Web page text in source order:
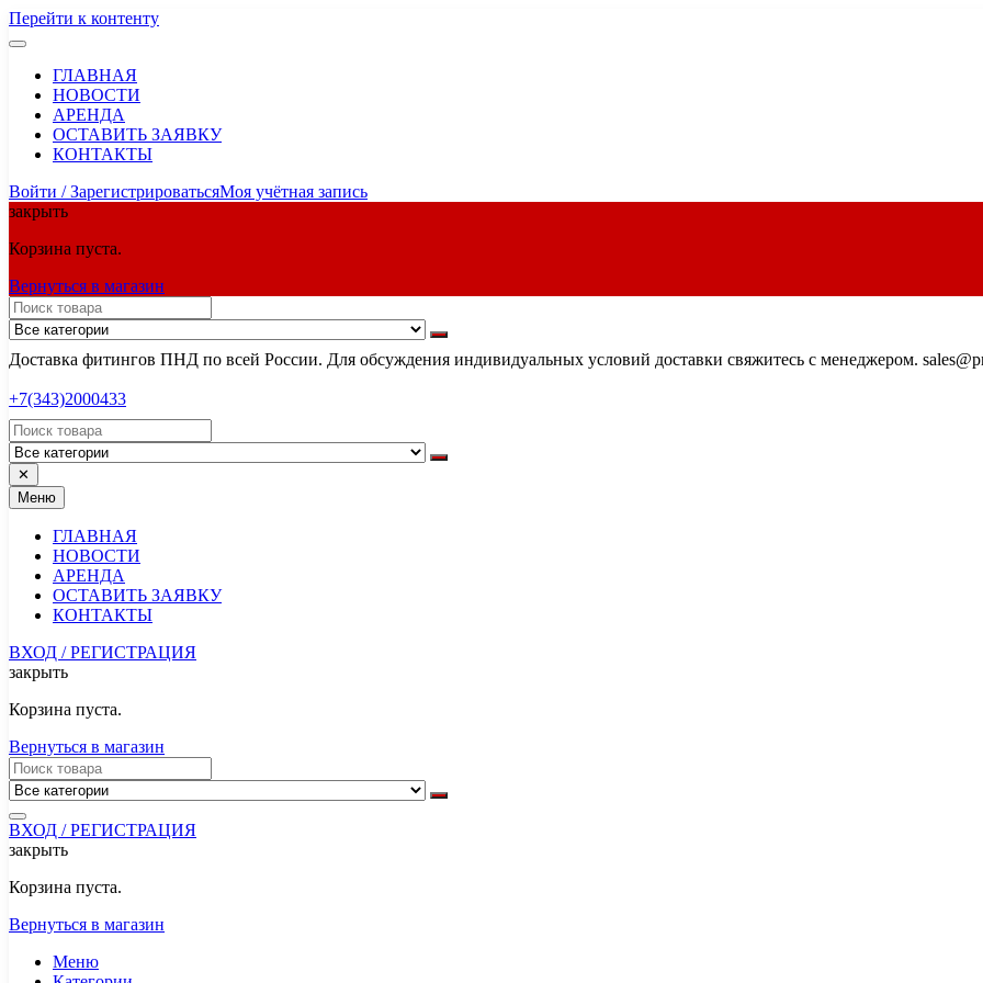
Перейти к контенту
ГЛАВНАЯ
НОВОСТИ
АРЕНДА
ОСТАВИТЬ ЗАЯВКУ
КОНТАКТЫ
Войти / ЗарегистрироватьсяМоя учётная запись
закрыть
Корзина пуста.
Вернуться в магазин
Доставка фитингов ПНД по всей России. Для обсуждения индивидуальных условий доставки свяжитесь с менеджером.
+7(343)2000433
✕
Меню
ГЛАВНАЯ
НОВОСТИ
АРЕНДА
ОСТАВИТЬ ЗАЯВКУ
КОНТАКТЫ
ВХОД / РЕГИСТРАЦИЯ
закрыть
Корзина пуста.
Вернуться в магазин
ВХОД / РЕГИСТРАЦИЯ
закрыть
Корзина пуста.
Вернуться в магазин
Меню